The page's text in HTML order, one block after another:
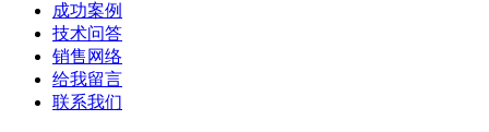
成功案例
技术问答
销售网络
给我留言
联系我们